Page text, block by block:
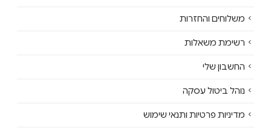
משלוחים והחזרות
רשימת משאלות
החשבון שלי
נוהל ביטול עסקה
מדיניות פרטיות ותנאי שימוש